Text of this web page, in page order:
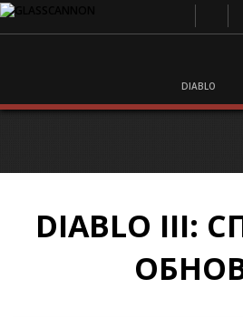
DIABLO
DIABLO III: